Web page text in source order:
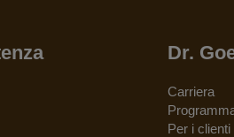
Dr.
Carriera
Per i clienti